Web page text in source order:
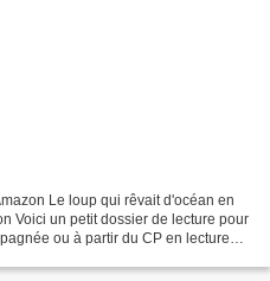
Voici un petit dossier de lecture pour
ou à partir du CP en lecture